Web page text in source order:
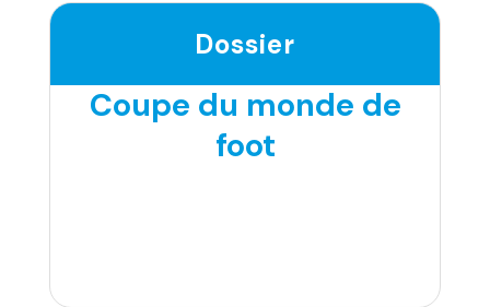
Dossier
Coupe du monde de
foot